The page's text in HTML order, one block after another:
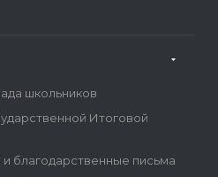
школьников
Итоговой
благодарственные письма